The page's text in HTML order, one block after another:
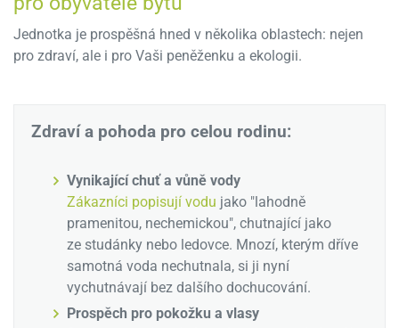
Jednotka je prospěšná hned v několika oblastech: nejen
pro zdraví, ale i pro Vaši peněženku a ekologii.
Zdraví a pohoda pro celou rodinu:
Vynikající chuť a vůně vody
Zákazníci popisují vodu jako "lahodně
pramenitou, nechemickou", chutnající jako
ze studánky nebo ledovce. Mnozí, kterým dříve
samotná voda nechutnala, si ji nyní
vychutnávají bez dalšího dochucování.
Prospěch pro pokožku a vlasy